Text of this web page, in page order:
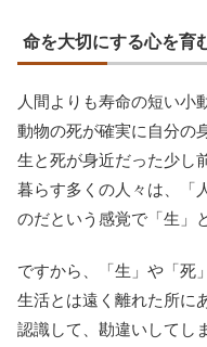
命を大切にする心を育
人間よりも寿命の短い小
動物の死が確実に自分の
生と死が身近だった少し
暮らす多くの人々は、「
のだという感覚で「生」
ですから、「生」や「死
生活とは遠く離れた所に
認識して、勘違いしてし